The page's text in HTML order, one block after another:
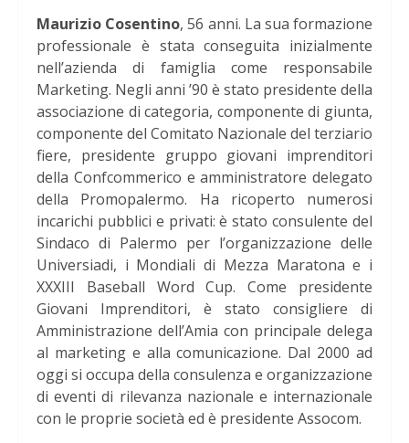
Maurizio Cosentino, 56 anni. La sua formazione
professionale è stata conseguita inizialmente
nell’azienda di famiglia come responsabile
Marketing. Negli anni ’90 è stato presidente della
associazione di categoria, componente di giunta,
componente del Comitato Nazionale del terziario
fiere, presidente gruppo giovani imprenditori
della Confcommerico e amministratore delegato
della Promopalermo. Ha ricoperto numerosi
incarichi pubblici e privati: è stato consulente del
Sindaco di Palermo per l’organizzazione delle
Universiadi, i Mondiali di Mezza Maratona e i
XXXIII Baseball Word Cup. Come presidente
Giovani Imprenditori, è stato consigliere di
Amministrazione dell’Amia con principale delega
al marketing e alla comunicazione. Dal 2000 ad
oggi si occupa della consulenza e organizzazione
di eventi di rilevanza nazionale e internazionale
con le proprie società ed è presidente Assocom.